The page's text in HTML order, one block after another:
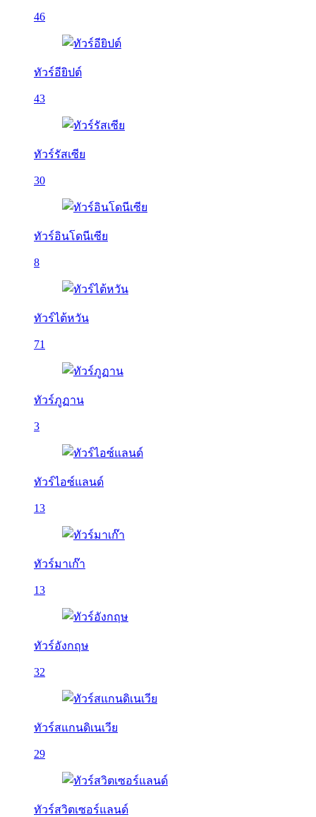
46
ทัวร์อียิปต์
43
ทัวร์รัสเซีย
30
ทัวร์อินโดนีเซีย
8
ทัวร์ไต้หวัน
71
ทัวร์ภูฏาน
3
ทัวร์ไอซ์แลนด์
13
ทัวร์มาเก๊า
13
ทัวร์อังกฤษ
32
ทัวร์สแกนดิเนเวีย
29
ทัวร์สวิตเซอร์แลนด์